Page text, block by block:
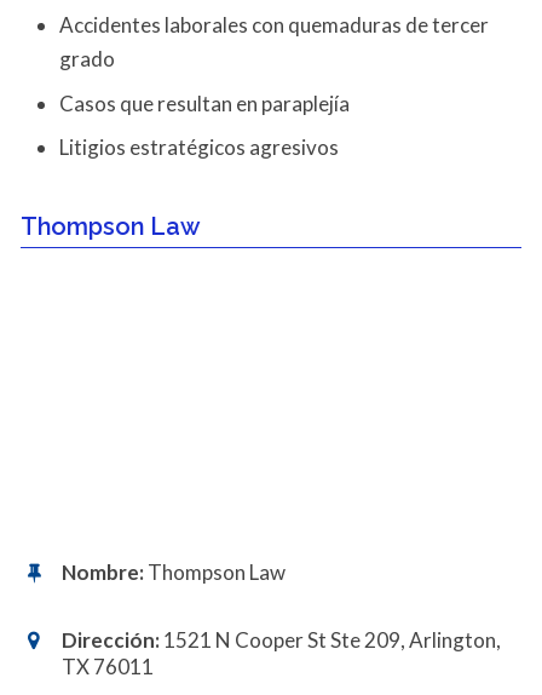
Accidentes laborales con quemaduras de tercer
grado
Casos que resultan en paraplejía
Litigios estratégicos agresivos
Thompson Law
Nombre:Thompson Law
Dirección:1521 N Cooper St Ste 209, Arlington,
TX 76011